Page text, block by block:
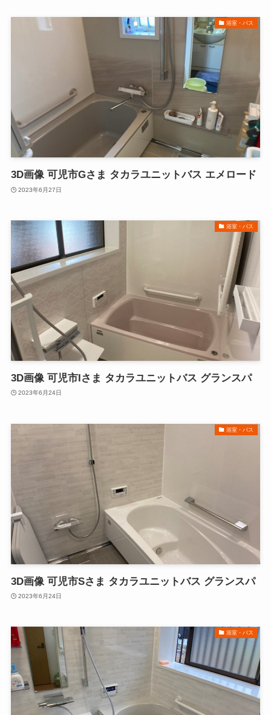
浴室・バス
3D画像 可児市Gさま タカラユニットバス エメロード
2023年6月27日
浴室・バス
3D画像 可児市Iさま タカラユニットバス グランスパ
2023年6月24日
浴室・バス
3D画像 可児市Sさま タカラユニットバス グランスパ
2023年6月24日
浴室・バス